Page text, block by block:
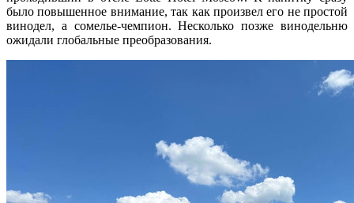
было повышенное внимание, так как произвел его не простой
винодел, а сомелье-чемпион. Несколько позже винодельню
ожидали глобальные преобразования.